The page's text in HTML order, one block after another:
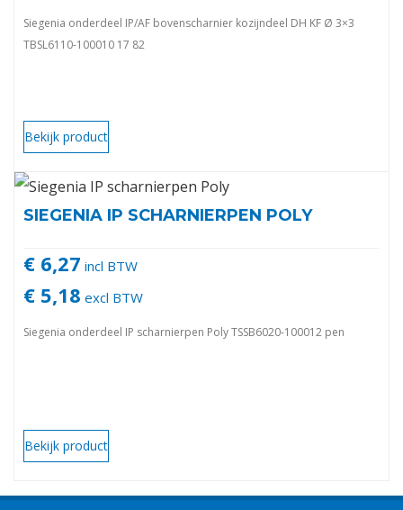
Siegenia onderdeel IP/AF bovenscharnier kozijndeel DH KF Ø 3×3
TBSL6110-100010 17 82
Bekijk product
SIEGENIA IP SCHARNIERPEN POLY
€ 6,27 incl BTW
€ 5,18 excl BTW
Siegenia onderdeel IP scharnierpen Poly TSSB6020-100012 pen
Bekijk product